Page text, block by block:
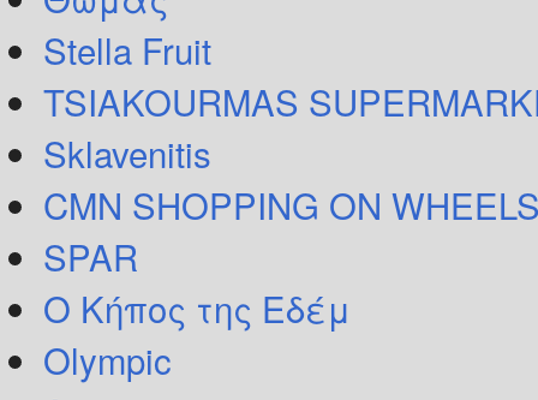
Stella Fruit
TSIAKOURMAS
Sklavenitis
CMN SHOPPING ON
SPAR
Ο Κήπος της Εδέμ
Olympic